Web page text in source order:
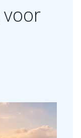
voor